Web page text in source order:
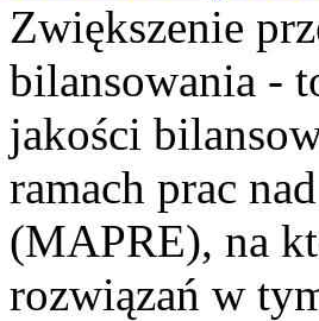
Zwiększenie
bilansowania -
jakości
ramach prac
(MAPRE), na
rozwiązań w